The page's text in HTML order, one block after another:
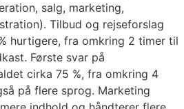
salg, marketing,
Tilbud og rejseforslag
hurtigere, fra omkring 2 timer til
Første svar på
cirka 75 %, fra omkring 4
på flere sprog. Marketing